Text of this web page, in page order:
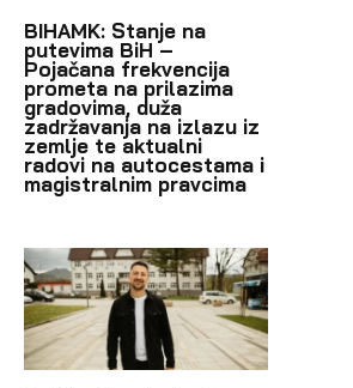
BIHAMK: Stanje na
putevima BiH –
Pojačana frekvencija
prometa na prilazima
gradovima, duža
zadržavanja na izlazu iz
zemlje te aktualni
radovi na autocestama i
magistralnim pravcima